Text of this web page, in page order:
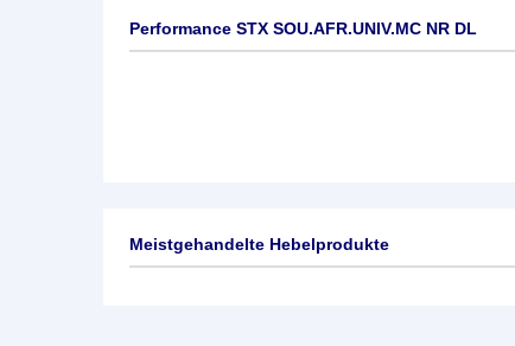
Performance STX SOU.AFR.UNIV.MC NR DL
Meistgehandelte Hebelprodukte